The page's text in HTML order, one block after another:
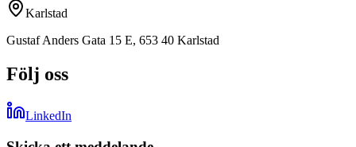
Karlstad
Gustaf Anders Gata 15 E, 653 40 Karlstad
Följ oss
LinkedIn